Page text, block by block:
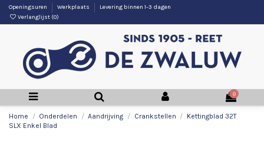
Openingsuren Werkplaats
Levering binnen 1-3 dagen
Verlanglijst (0)
0
Home Onderdelen Aandrijving Crankstellen
Kettingblad 32T
SLX Enkel Blad